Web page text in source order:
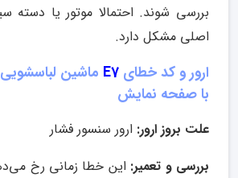
بررسی شوند. احتمالا موتور یا دسته‌
اصلی مشکل دارد.
ارور و کد خطای E7
با صفحه نمایش
علت بروز ارور: ارور سنسور فشار
بررسی و تعمیر: این خطا زمانی رخ